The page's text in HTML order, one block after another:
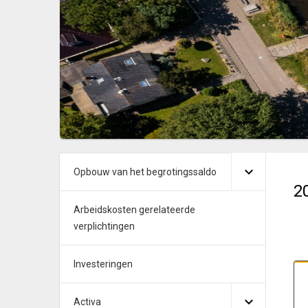
Opbouw van het begrotingssaldo
Arbeidskosten gerelateerde
verplichtingen
Investeringen
Activa